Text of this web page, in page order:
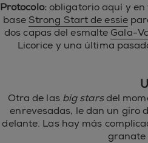
Protocolo:obligatorio aquí y en
base Strong Start de essie
dos capas del esmalte Gala-
Licorice y una última
Otra de las big starsdel
enrevesadas, le dan un giro
delante. Las hay más
granate